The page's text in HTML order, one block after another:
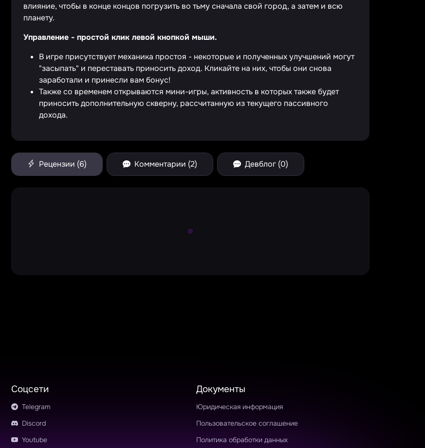
влияние, чтобы в конце концов погрузить во тьму сначала свой город, а затем и всю
планету.
Управление - простой клик левой кнопкой мыши.
В игре присутствует механика простоя - некоторые и полученных улучшений могут
"засыпать" и переставать приносить доход. Кликайте на них, чтобы они снова
заработали и принесли вам бонус!
Также со временем открываются мини-игры, активность в которых также будет
приносить дополнительную скверну, рассчитанную из текущего пассивного
дохода.
Рецензии (6) Комментарии (2) Девблог (0)
Соцсети
Telegram
Discord
Youtube
Документы
Юридическая информация
Пользовательское соглашение
Политика обработки данных